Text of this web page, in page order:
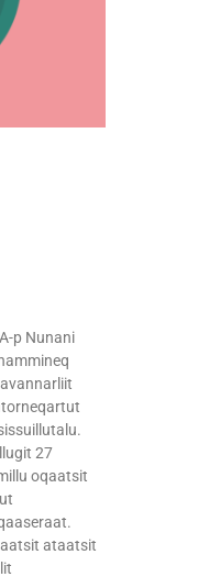
p Nunani
27
oqaatsit
ataatsit